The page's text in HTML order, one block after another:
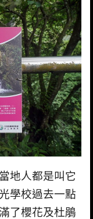
地人都是叫它
學校過去一點
了櫻花及杜鵑